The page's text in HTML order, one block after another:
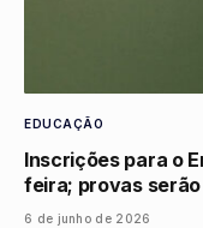
EDUCAÇÃO
Inscrições para o
feira; provas
6 de junho de 2026